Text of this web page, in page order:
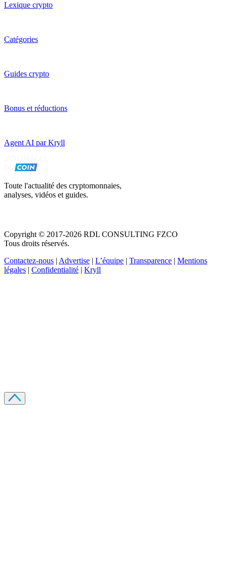
Lexique crypto
Catégories
Guides crypto
Bonus et réductions
Agent AI par Kryll
Toute l'actualité des cryptomonnaies,
analyses, vidéos et guides.
Copyright © 2017-2026 RDL CONSULTING FZCO
Tous droits réservés.
Contactez-nous | Advertise | L’équipe | Transparence | Mentions
légales | Confidentialité | Kryll